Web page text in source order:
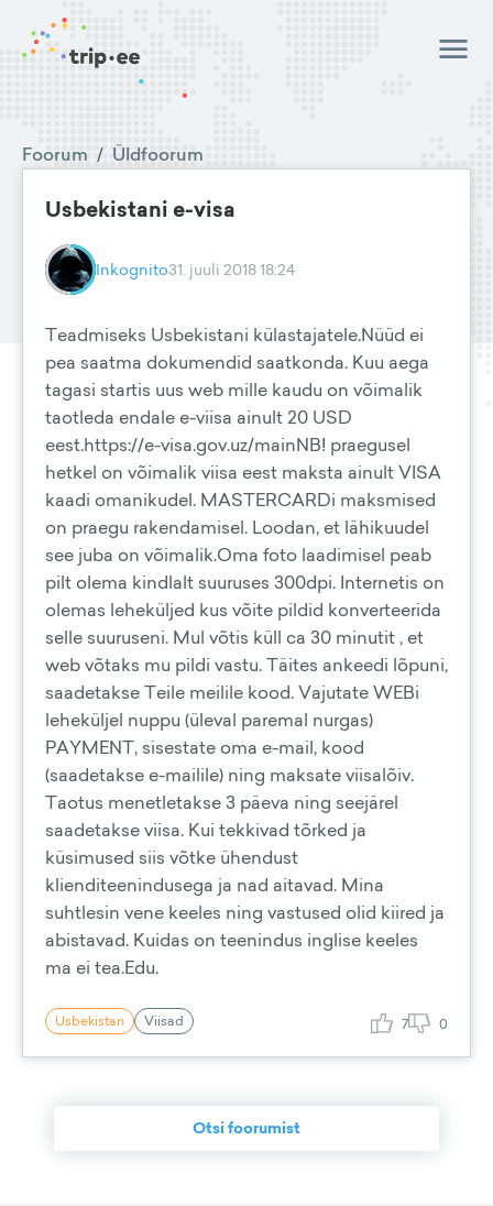
Foorum / Üldfoorum
Usbekistani e-visa
Inkognito31. juuli 2018 18:24
Teadmiseks Usbekistani külastajatele.Nüüd ei
pea saatma dokumendid saatkonda. Kuu aega
tagasi startis uus web mille kaudu on võimalik
taotleda endale e-viisa ainult 20 USD
eest.https://e-visa.gov.uz/mainNB! praegusel
hetkel on võimalik viisa eest maksta ainult VISA
kaadi omanikudel. MASTERCARDi maksmised
on praegu rakendamisel. Loodan, et lähikuudel
see juba on võimalik.Oma foto laadimisel peab
pilt olema kindlalt suuruses 300dpi. Internetis on
olemas leheküljed kus võite pildid konverteerida
selle suuruseni. Mul võtis küll ca 30 minutit , et
web võtaks mu pildi vastu. Täites ankeedi lõpuni,
saadetakse Teile meilile kood. Vajutate WEBi
leheküljel nuppu (üleval paremal nurgas)
PAYMENT, sisestate oma e-mail, kood
(saadetakse e-mailile) ning maksate viisalõiv.
Taotus menetletakse 3 päeva ning seejärel
saadetakse viisa. Kui tekkivad tõrked ja
küsimused siis võtke ühendust
klienditeenindusega ja nad aitavad. Mina
suhtlesin vene keeles ning vastused olid kiired ja
abistavad. Kuidas on teenindus inglise keeles
ma ei tea.Edu.
Usbekistan Viisad 7 0
Otsi foorumist